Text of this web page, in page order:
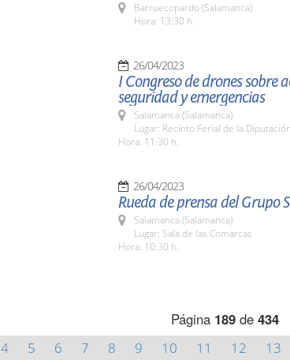
Barruecopardo (Salamanca)
Hora: 13:30 h.
26/04/2023
I Congreso de drones sobre
seguridad y emergencias
Salamanca (Salamanca)
Lugar: Recinto Ferial de la
Hora: 11:30 h.
26/04/2023
Rueda de prensa del Grupo
Salamanca (Salamanca)
Lugar: Sala de las Comarcas
Hora: 10:30 h.
Página 189de 434
4 5 6 7 8 9 10 11 12 13